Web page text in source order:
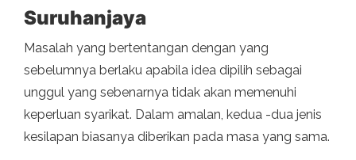
Suruhanjaya
Masalah yang bertentangan dengan yang
sebelumnya berlaku apabila idea dipilih sebagai
unggul yang sebenarnya tidak akan memenuhi
keperluan syarikat. Dalam amalan, kedua -dua jenis
kesilapan biasanya diberikan pada masa yang sama.